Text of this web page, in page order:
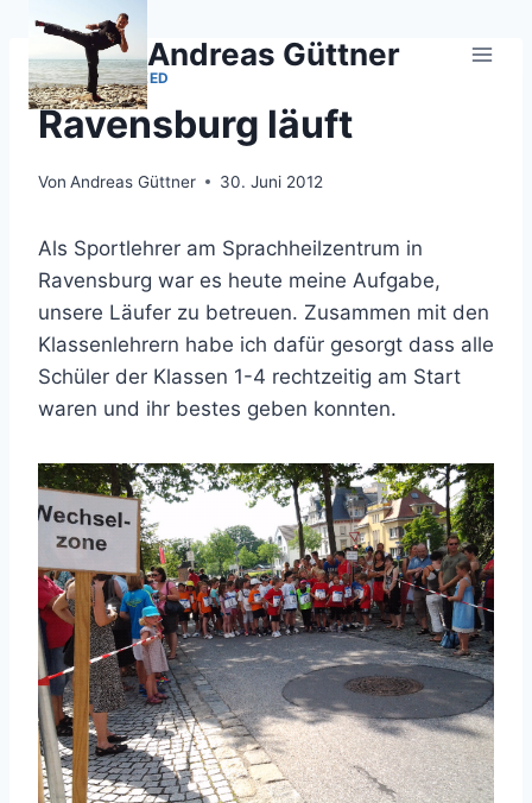
Zum
springen
Andreas Güttner
UNCATEGORIZED
Ravensburg läuft
Von Andreas Güttner 30. Juni 2012
Als Sportlehrer am Sprachheilzentrum in
Ravensburg war es heute meine Aufgabe,
unsere Läufer zu betreuen. Zusammen mit den
Klassenlehrern habe ich dafür gesorgt dass alle
Schüler der Klassen 1-4 rechtzeitig am Start
waren und ihr bestes geben konnten.